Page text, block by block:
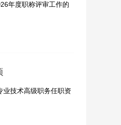
年度职称评审工作的
业技术高级职务任职资